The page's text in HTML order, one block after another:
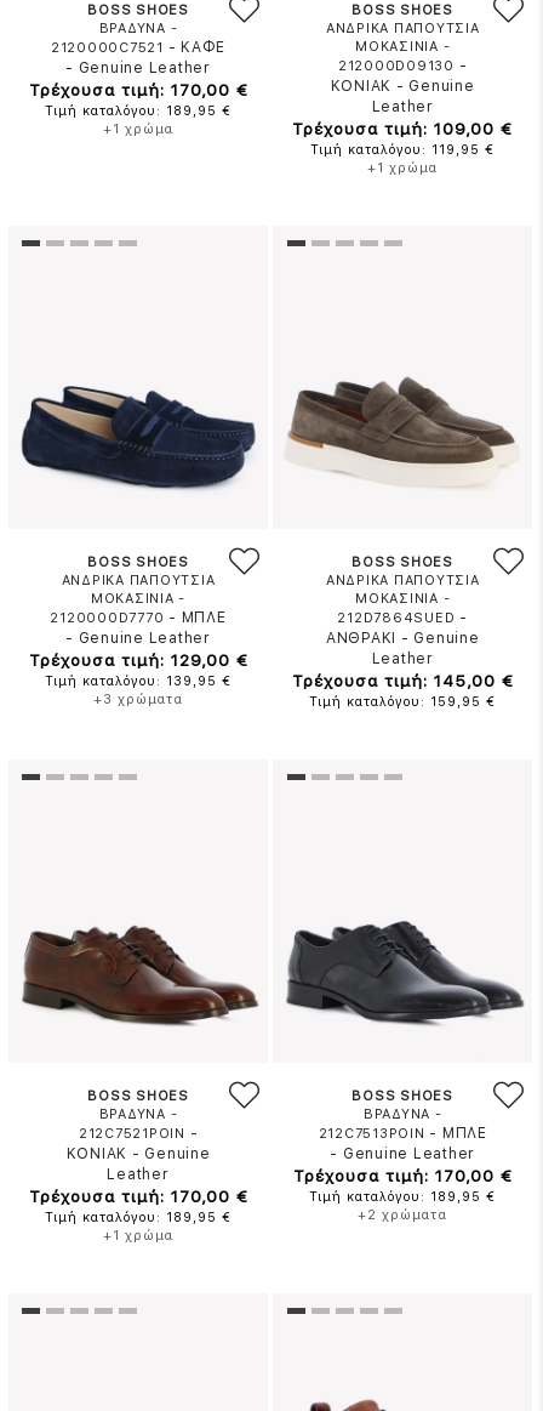
BOSS SHOES
ΒΡΑΔΥΝΑ -
2120000C7521 -ΚΑΦΕ
- Genuine Leather
Τρέχουσα τιμή: 170,00 €
Τιμή καταλόγου: 189,95 €
+1 χρώμα
BOSS SHOES
ΑΝΔΡΙΚΑ ΠΑΠΟΥΤΣΙΑ
ΜΟΚΑΣΙΝΙΑ -
212000D09130 -
ΚΟΝΙΑΚ - Genuine
Leather
Τρέχουσα τιμή: 109,00 €
Τιμή καταλόγου: 119,95 €
+1 χρώμα
BOSS SHOES
ΑΝΔΡΙΚΑ ΠΑΠΟΥΤΣΙΑ
ΜΟΚΑΣΙΝΙΑ -
2120000D7770 - ΜΠΛΕ
- Genuine Leather
Τρέχουσα τιμή: 129,00 €
Τιμή καταλόγου: 139,95 €
+3 χρώματα
BOSS SHOES
ΑΝΔΡΙΚΑ ΠΑΠΟΥΤΣΙΑ
ΜΟΚΑΣΙΝΙΑ -
212D7864SUED -
ΑΝΘΡΑΚΙ - Genuine
Leather
Τρέχουσα τιμή: 145,00 €
Τιμή καταλόγου: 159,95 €
BOSS SHOES
ΒΡΑΔΥΝΑ -
212C7521POIN -
ΚΟΝΙΑΚ - Genuine
Leather
Τρέχουσα τιμή: 170,00 €
Τιμή καταλόγου: 189,95 €
+1 χρώμα
BOSS SHOES
ΒΡΑΔΥΝΑ -
212C7513POIN - ΜΠΛΕ
- Genuine Leather
Τρέχουσα τιμή: 170,00 €
Τιμή καταλόγου: 189,95 €
+2 χρώματα